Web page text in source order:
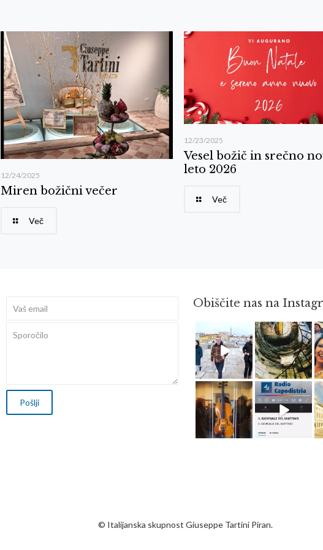
12/24/2025
Miren božični večer
Več
12/23/2025
Vesel božič in srečno
leto 2026
Več
Obiščite nas na
Feb 16 Avg 3
Apr 8 Dec 14
© Italijanska skupnost Giuseppe Tartini Piran.